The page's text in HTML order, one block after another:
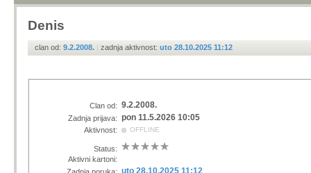
Denis
clan od: 9.2.2008. | zadnja aktivnost: uto 28.10.2025 11:12
Clan od: 9.2.2008.
Zadnja prijava: pon 11.5.2026 10:05
Aktivnost: OFFLINE
Status:
Aktivni kartoni:
uto 28.10.2025 11:12